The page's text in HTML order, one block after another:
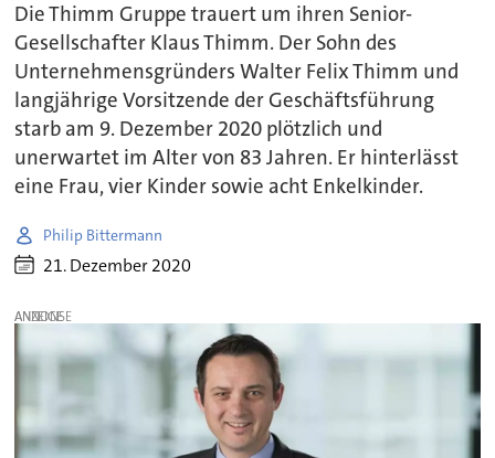
Die Thimm Gruppe trauert um ihren Senior-
Gesellschafter Klaus Thimm. Der Sohn des
Unternehmensgründers Walter Felix Thimm und
langjährige Vorsitzende der Geschäftsführung
starb am 9. Dezember 2020 plötzlich und
unerwartet im Alter von 83 Jahren. Er hinterlässt
eine Frau, vier Kinder sowie acht Enkelkinder.
Philip Bittermann
21. Dezember 2020
ANZEIGE